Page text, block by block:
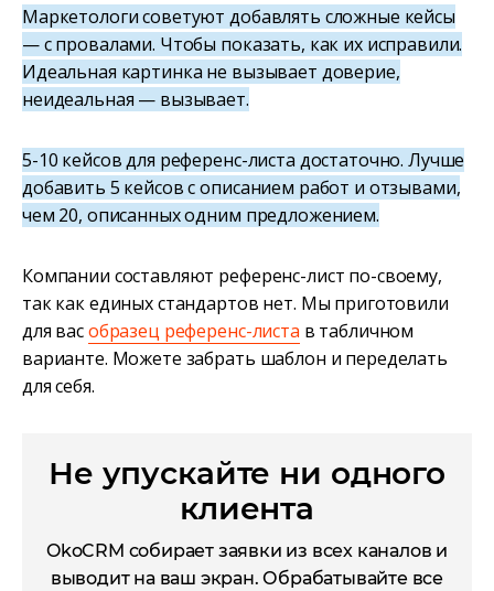
Маркетологи советуют добавлять сложные кейсы
— с провалами. Чтобы показать, как их исправили.
Идеальная картинка не вызывает доверие,
неидеальная — вызывает.
5-10 кейсов для референс-листа достаточно. Лучше
добавить 5 кейсов с описанием работ и отзывами,
чем 20, описанных одним предложением.
Компании составляют референс-лист по-своему,
так как единых стандартов нет. Мы приготовили
для васобразец референс-листа в табличном
варианте. Можете забрать шаблон и переделать
для себя.
Не упускайте ни одного
клиента
OkoCRM собирает заявки из всех каналов и
выводит на ваш экран. Обрабатывайте все